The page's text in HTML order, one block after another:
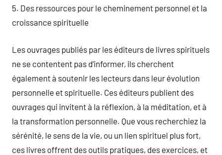
5. Des ressources pour le cheminement personnel et la
croissance spirituelle
Les ouvrages publiés par les éditeurs de livres spirituels
ne se contentent pas d’informer, ils cherchent
également à soutenir les lecteurs dans leur évolution
personnelle et spirituelle. Ces éditeurs publient des
ouvrages qui invitent à la réflexion, à la méditation, et à
la transformation personnelle. Que vous recherchiez la
sérénité, le sens de la vie, ou un lien spirituel plus fort,
ces livres offrent des outils pratiques, des exercices, et